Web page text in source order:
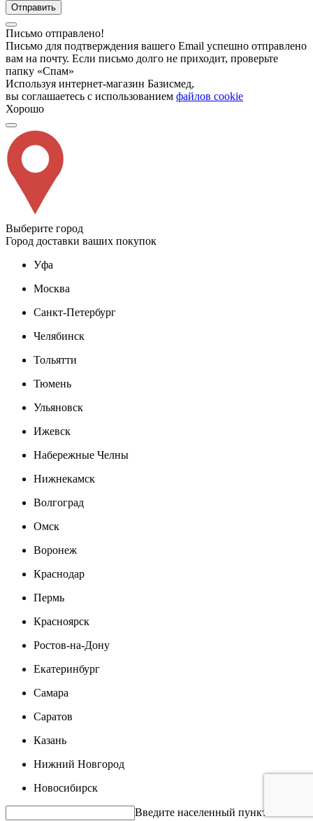
Отправить
Письмо отправлено!
Письмо для подтверждения вашего Email успешно отправлено
вам на почту. Если письмо долго не приходит, проверьте
папку «Спам»
Используя интернет-магазин Базисмед,
вы соглашаетесь с использованием файлов cookie
Хорошо
Выберите город
Город доставки ваших покупок
Уфа
Москва
Санкт-Петербург
Челябинск
Тольятти
Тюмень
Ульяновск
Ижевск
Набережные Челны
Нижнекамск
Волгоград
Омск
Воронеж
Краснодар
Пермь
Красноярск
Ростов-на-Дону
Екатеринбург
Самара
Саратов
Казань
Нижний Новгород
Новосибирск
Введите населенный пункт